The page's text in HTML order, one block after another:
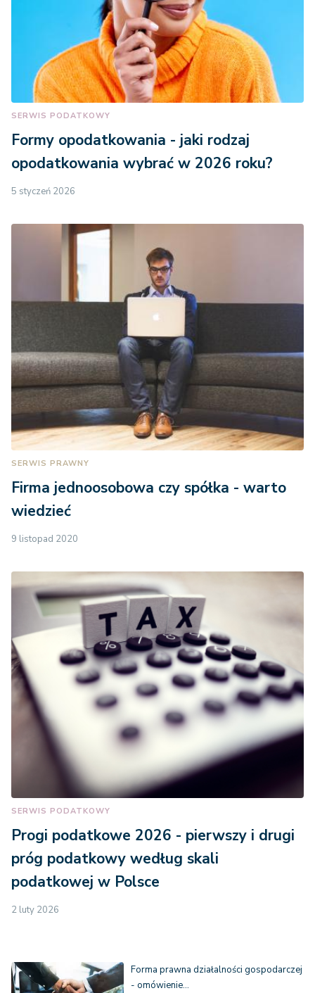
SERWIS PODATKOWY
Formy opodatkowania - jaki rodzaj
opodatkowania wybrać w 2026 roku?
5 styczeń 2026
SERWIS PRAWNY
Firma jednoosobowa czy spółka - warto
wiedzieć
9 listopad 2020
SERWIS PODATKOWY
Progi podatkowe 2026 - pierwszy i drugi
próg podatkowy według skali
podatkowej w Polsce
2 luty 2026
Forma prawna działalności gospodarczej
- omówienie…